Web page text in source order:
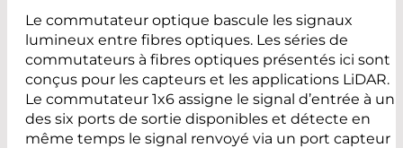
Le commutateur optique bascule les signaux
lumineux entre fibres optiques. Les séries de
commutateurs à fibres optiques présentés ici sont
conçus pour les capteurs et les applications LiDAR.
Le commutateur 1x6 assigne le signal d’entrée à un
des six ports de sortie disponibles et détecte en
même temps le signal renvoyé via un port capteur